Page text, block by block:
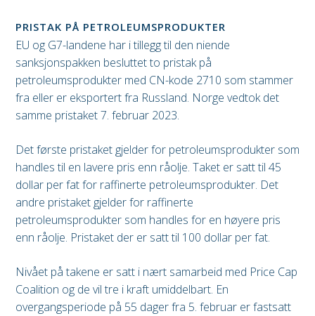
PRISTAK PÅ PETROLEUMSPRODUKTER
EU og G7-landene har i tillegg til den niende
sanksjonspakken besluttet to pristak på
petroleumsprodukter med CN-kode 2710 som stammer
fra eller er eksportert fra Russland. Norge vedtok det
samme pristaket 7. februar 2023.
Det første pristaket gjelder for petroleumsprodukter som
handles til en lavere pris enn råolje. Taket er satt til 45
dollar per fat for raffinerte petroleumsprodukter. Det
andre pristaket gjelder for raffinerte
petroleumsprodukter som handles for en høyere pris
enn råolje. Pristaket der er satt til 100 dollar per fat.
Nivået på takene er satt i nært samarbeid med Price Cap
Coalition og de vil tre i kraft umiddelbart. En
overgangsperiode på 55 dager fra 5. februar er fastsatt